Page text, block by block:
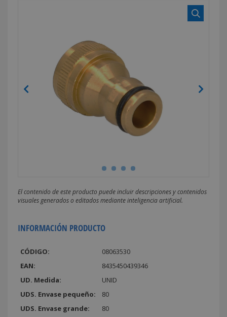
El contenido de este producto puede incluir descripciones y contenidos
visuales generados o editados mediante inteligencia artificial.
INFORMACIÓN PRODUCTO
CÓDIGO:
08063530
EAN:
8435450439346
UD. Medida:
UNID
UDS. Envase pequeño:
80
UDS. Envase grande:
80